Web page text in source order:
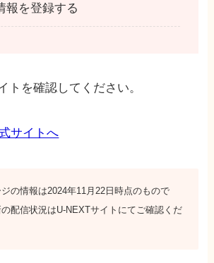
報を登録する
トを確認してください。
サイトへ
の情報は2024年11月22日時点のもので
配信状況はU-NEXTサイトにてご確認くだ